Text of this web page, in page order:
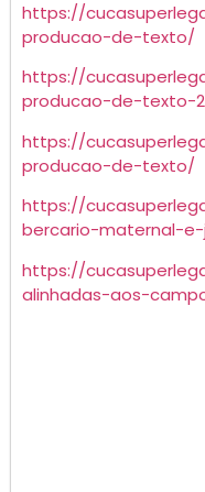
https://
producao-de-texto/
https://
producao-de-texto-
https://
producao-de-texto/
https://
bercario-maternal-
https://
alinhadas-aos-